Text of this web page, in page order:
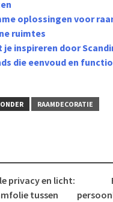
oplossingen voor
ruimtes
je inspireren door
die eenvoud en
RAAMDECORATIE
privacy en licht:
tussen